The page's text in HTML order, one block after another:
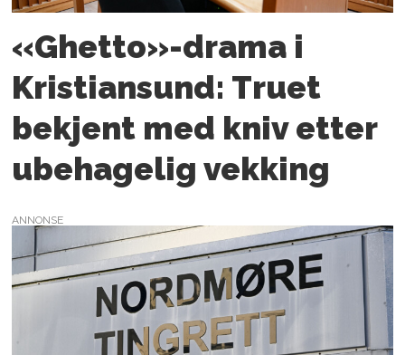
«Ghetto»-drama i
Kristiansund: Truet
bekjent med kniv etter
ubehagelig vekking
ANNONSE